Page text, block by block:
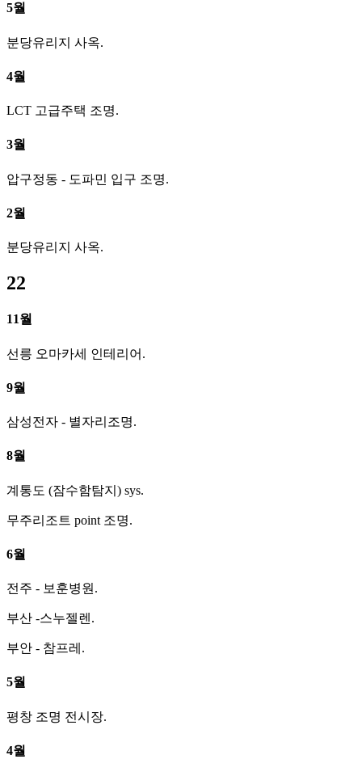
5월
분당유리지 사옥.
4월
LCT 고급주택 조명.
3월
압구정동 - 도파민 입구 조명.
2월
분당유리지 사옥.
22
11월
선릉 오마카세 인테리어.
9월
삼성전자 - 별자리조명.
8월
계통도 (잠수함탐지) sys.
무주리조트 point 조명.
6월
전주 - 보훈병원.
부산 -스누젤렌.
부안 - 참프레.
5월
평창 조명 전시장.
4월